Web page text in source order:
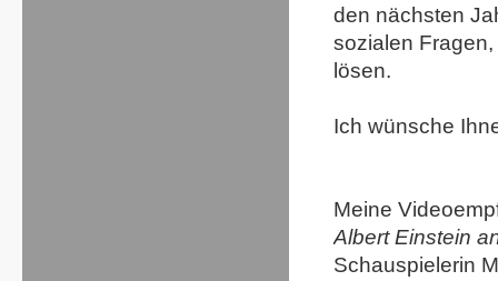
den nächsten
sozialen
lösen.
Ich wünsche
Meine
Albert Einstein
Schauspielerin